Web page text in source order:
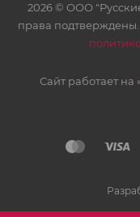
2026 © ООО
права подтверждены.
Сайт работает на